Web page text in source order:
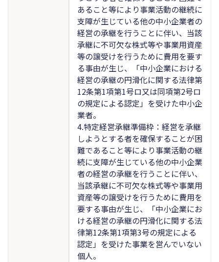
あること等により事業活動の継続に
支障が生じている他の中小企業者の
経営の承継を行うことに伴い、当該
承継に不可欠な株式等や事業用資産
等の譲受けを行うために費用を要す
る事由が生じ、「中小企業における
経営の承継の円滑化に関する法律第
12条第1項第1号ロ又は同項第2号ロ
の規定による認定」を受けた中小企
業者。
4.特定経営承継準備枠：経営を承継
しようとする者を確保することが困
難であること等により事業活動の継
続に支障が生じている他の中小企業
者の経営の承継を行うことに伴い、
当該承継に不可欠な株式等や事業用
資産等の譲受けを行うために費用を
要する事由が生じ、「中小企業にお
ける経営の承継の円滑化に関する法
律第12条第1項第3号の規定による
認定」を受けた事業を営んでいない
個人。